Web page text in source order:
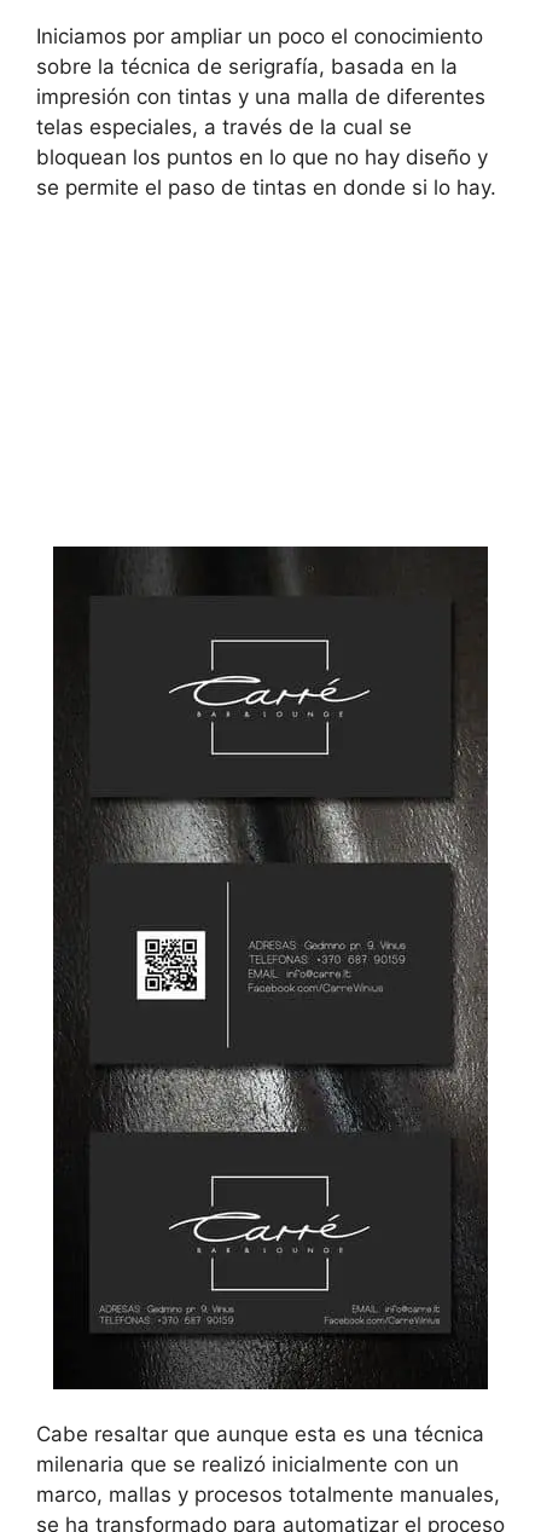
Iniciamos por ampliar un poco el conocimiento
sobre la técnica de serigrafía, basada en la
impresión con tintas y una malla de diferentes
telas especiales, a través de la cual se
bloquean los puntos en lo que no hay diseño y
se permite el paso de tintas en donde si lo hay.
Cabe resaltar que aunque esta es una técnica
milenaria que se realizó inicialmente con un
marco, mallas y procesos totalmente manuales,
se ha transformado para automatizar el proceso